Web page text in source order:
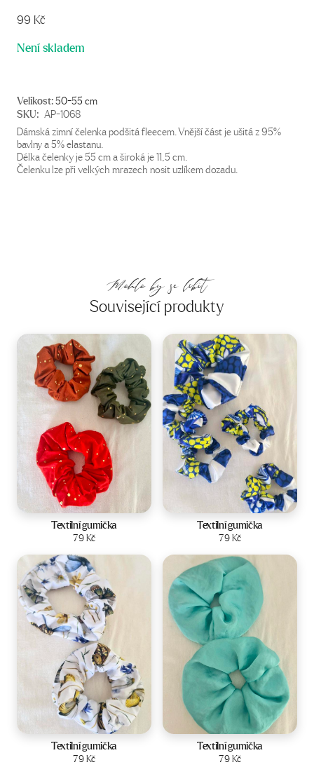
99 Kč
Není skladem
Velikost:50-55 cm
SKU: AP-1068
Dámská zimní čelenka podšitá fleecem. Vnější část je ušitá z 95%
bavlny a 5% elastanu.
Délka čelenky je 55 cm a široká je 11,5 cm.
Čelenku lze při velkých mrazech nosit uzlíkem dozadu.
Mohlo by se líbit
Související produkty
Textilní gumička
79Kč
Zobrazit produkt
Textilní gumička
79Kč
Zobrazit produkt
Textilní gumička
79Kč
Zobrazit produkt
Textilní gumička
79Kč
Zobrazit produkt